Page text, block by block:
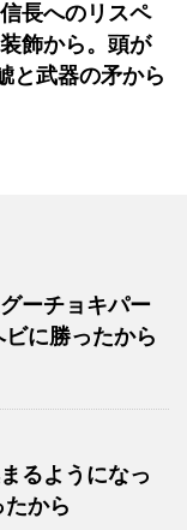
長へのリスペ
飾から。頭が
と武器の矛から
ーチョキパー
に勝ったから
るようになっ
から